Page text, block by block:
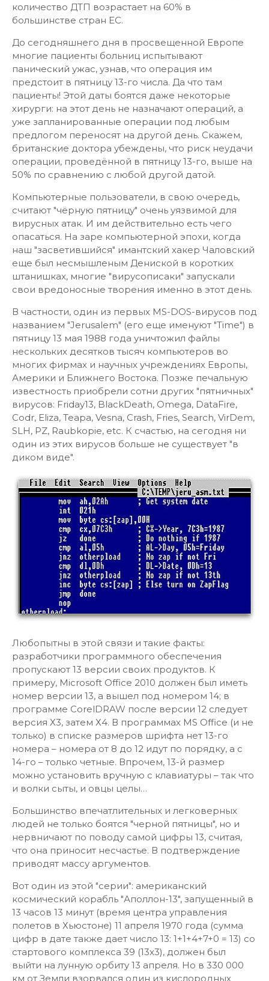
количество ДТП возрастает на 60% в
большинстве стран ЕС.
До сегодняшнего дня в просвещенной Европе
многие пациенты больниц испытывают
панический ужас, узнав, что операция им
предстоит в пятницу 13-го числа. Да что там
пациенты! Этой даты боятся даже некоторые
хирурги: на этот день не назначают операций, а
уже запланированные операции под любым
предлогом переносят на другой день. Скажем,
британские доктора убеждены, что риск неудачи
операции, проведённой в пятницу 13-го, выше на
50% по сравнению с любой другой датой.
Компьютерные пользователи, в свою очередь,
считают "чёрную пятницу" очень уязвимой для
вирусных атак. И им действительно есть чего
опасаться. На заре компьютерной эпохи, когда
наш "засветившийся" имантский хакер Чаловский
еще был несмышленым Дениской в коротких
штанишках, многие "вирусописаки" запускали
свои вредоносные творения именно в этот день.
В частности, один из первых MS-DOS-вирусов под
названием "Jerusalem" (его еще именуют "Time") в
пятницу 13 мая 1988 года уничтожил файлы
нескольких десятков тысяч компьютеров во
многих фирмах и научных учреждениях Европы,
Америки и Ближнего Востока. Позже печальную
известность приобрели сотни других "пятничных"
вирусов: Friday13, BlackDeath, Omega, DataFire,
Codr, Eliza, Teapa, Vesna, Crash, Fries, Search, VirDem,
SLH, PZ, Raubkopie, etc. К счастью, на сегодня ни
один из этих вирусов больше не существует "в
диком виде".
Любопытны в этой связи и такие факты:
разработчики программного обеспечения
пропускают 13 версии своих продуктов. К
примеру, Microsoft Office 2010 должен был иметь
номер версии 13, а вышел под номером 14; в
программе CorelDRAW после версии 12 следует
версия Х3, затем Х4. В программах MS Office (и не
только) в списке размеров шрифта нет 13-го
номера – номера от 8 до 12 идут по порядку, а с
14-го – только четные. Впрочем, 13-й размер
можно установить вручную с клавиатуры – так что
и волки сыты, и овцы целы…
Большинство впечатлительных и легковерных
людей не только боятся "черной пятницы", но и
нервничают по поводу самой цифры 13, считая,
что она приносит несчастье. В подтверждение
приводят массу аргументов.
Вот один из этой "серии": американский
космический корабль "Аполлон-13", запущенный в
13 часов 13 минут (время центра управления
полетов в Хьюстоне) 11 апреля 1970 года (сумма
цифр в дате также дает число 13: 1+1+4+7+0 = 13) со
стартового комплекса 39 (13х3), должен был
выйти на лунную орбиту 13 апреля. Но в 330 000
км от Земли взорвался один из кислородных